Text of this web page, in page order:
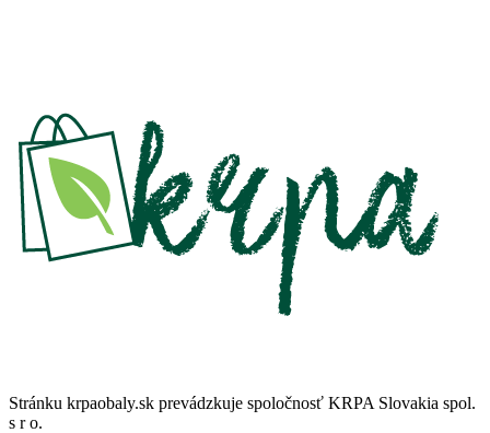
Stránku krpaobaly.sk prevádzkuje spoločnosť KRPA Slovakia spol.
s r o.